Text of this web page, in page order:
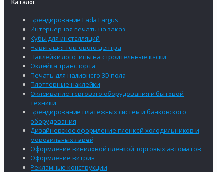
Каталог
Брендирование Lada Largus
Интерьерная печать на заказ
Кубы для инсталляций
Навигация торгового центра
Наклейки логотипы на строительные каски
Оклейка транспорта
Печать для наливного 3D пола
Плоттерные наклейки
Оклеивание торгового оборудования и бытовой
техники
Брендирование платежных систем и банковского
оборудования
Дизайнерское оформление пленкой холодильников и
морозильных ларей
Оформление виниловой пленкой торговых автоматов
Оформление витрин
Рекламные конструкции